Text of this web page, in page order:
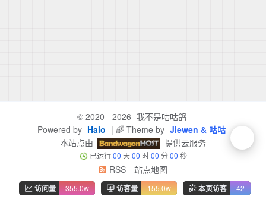
© 2020 - 2026 我不是咕咕鸽
Powered by Halo | 🌈 Theme by Jiewen & 咕咕
本站点由
提供云服务
已运行00 天00 时00 分00 秒
RSS 站点地图
访问量 355.0w 访客量 155.0w 本页访客 42